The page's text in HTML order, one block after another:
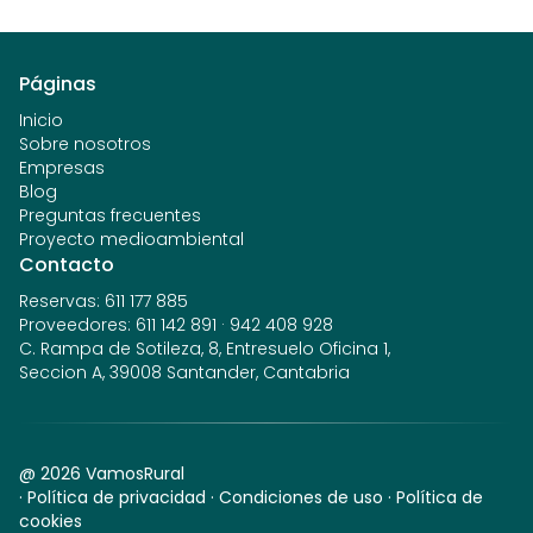
Páginas
Inicio
Sobre nosotros
Empresas
Blog
Preguntas frecuentes
Proyecto medioambiental
Contacto
Reservas: 611 177 885
Proveedores: 611 142 891 · 942 408 928
C. Rampa de Sotileza, 8, Entresuelo Oficina 1,
Seccion A, 39008 Santander, Cantabria
@ 2026 VamosRural
· Política de privacidad · Condiciones de uso · Política de
cookies